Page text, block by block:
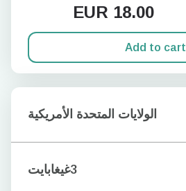
EUR 18.00
Add to cart
الولايات المتحدة الأمريكية
3غيغابايت